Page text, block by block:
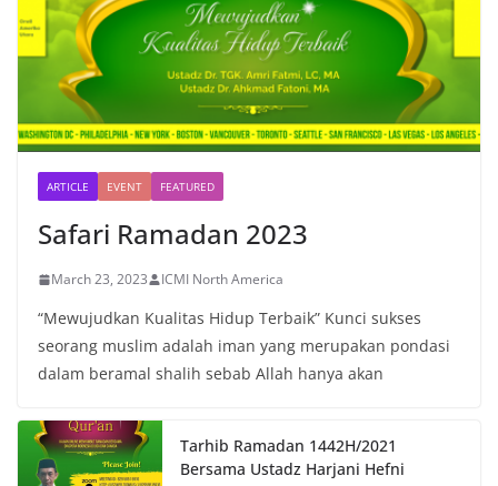
ARTICLE EVENT FEATURED
Safari Ramadan 2023
March 23, 2023 ICMI North America
“Mewujudkan Kualitas Hidup Terbaik” Kunci sukses
seorang muslim adalah iman yang merupakan pondasi
dalam beramal shalih sebab Allah hanya akan
Tarhib Ramadan 1442H/2021
Bersama Ustadz Harjani Hefni